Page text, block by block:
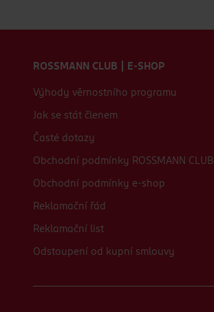
ROSSMANN CLUB | E-SHOP
Výhody věrnostního programu
Jak se stát členem
Časté dotazy
Obchodní podmínky ROSSMANN CLUB
Obchodní podmínky e-shop
Reklamační řád
Reklamační list
Odstoupení od kupní smlouvy